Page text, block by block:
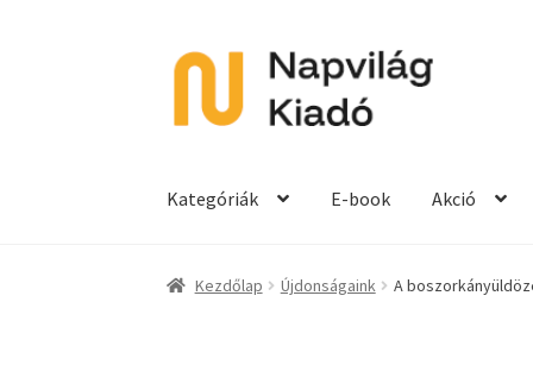
Ugrás
navigációhoz
Kilépés
tartalomba
Kategóriák E-book Akció
Kezdőlap Újdonságaink A